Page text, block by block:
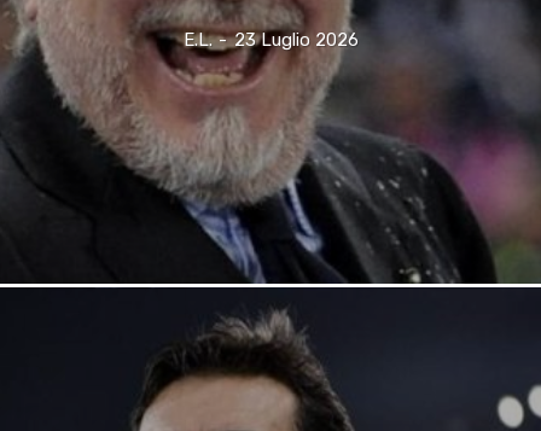
E.l. - 23 Luglio 2026